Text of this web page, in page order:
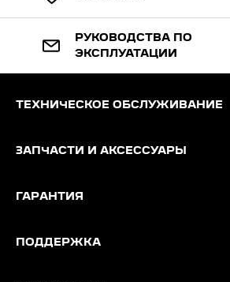
РУКОВОДСТВА ПО
ЭКСПЛУАТАЦИИ
ТЕХНИЧЕСКОЕ ОБСЛУЖИВАНИЕ
ЗАПЧАСТИ И АКСЕССУАРЫ
ГАРАНТИЯ
ПОДДЕРЖКА